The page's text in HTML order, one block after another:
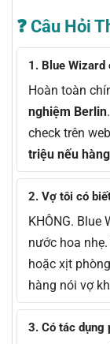
❓ Câu Hỏi
1. Blue
Hoàn toàn
nghiệm Berlin
check trên
triệu nếu
2. Vợ tôi có
KHÔNG.
nước hoa
hoặc xịt
hàng nói vợ
3. Có tác dụng